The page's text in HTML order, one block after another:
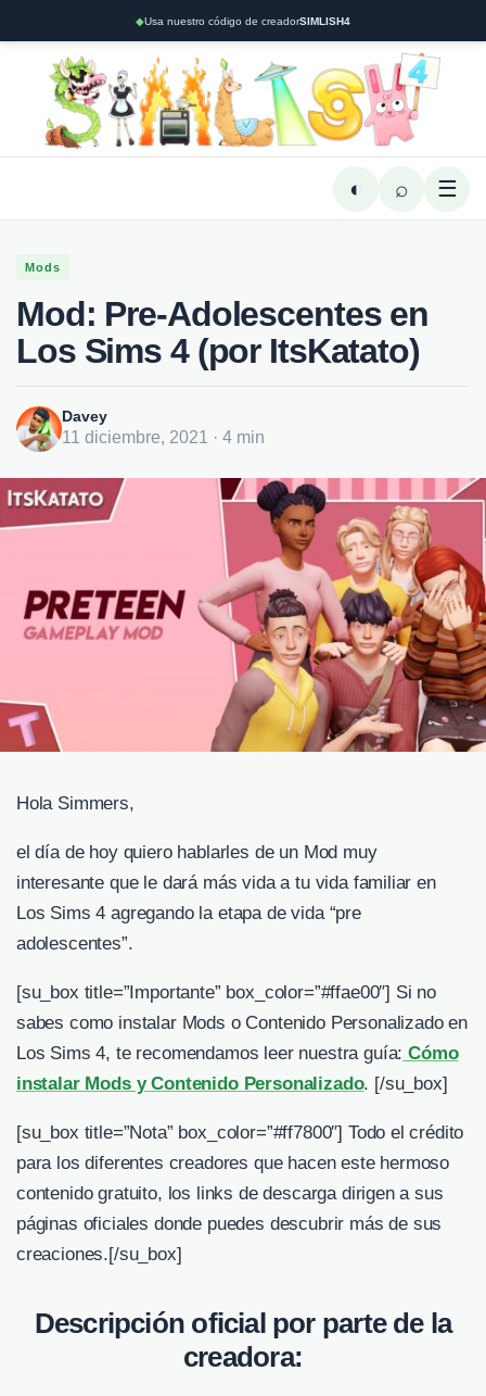
◆Usa nuestro código de creadorSIMLISH4
◐ ⌕ ☰
Mods
Mod: Pre-Adolescentes en
Los Sims 4 (por ItsKatato)
Davey
11 diciembre, 2021 · 4 min
Hola Simmers,
el día de hoy quiero hablarles de un Mod muy
interesante que le dará más vida a tu vida familiar en
Los Sims 4 agregando la etapa de vida “pre
adolescentes”.
[su_box title=”Importante” box_color=”#ffae00″] Si no
sabes como instalar Mods o Contenido Personalizado en
Los Sims 4, te recomendamos leer nuestra guía: Cómo
instalar Mods y Contenido Personalizado. [/su_box]
[su_box title=”Nota” box_color=”#ff7800″] Todo el crédito
para los diferentes creadores que hacen este hermoso
contenido gratuito, los links de descarga dirigen a sus
páginas oficiales donde puedes descubrir más de sus
creaciones.[/su_box]
Descripción oficial por parte de la
creadora: